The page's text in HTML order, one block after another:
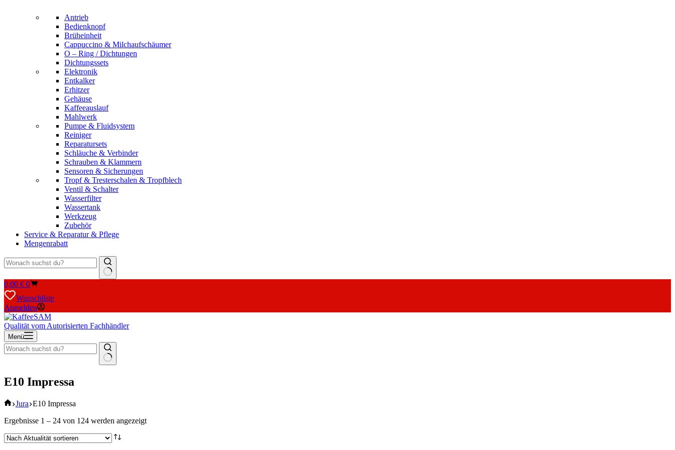
Antrieb
Bedienknopf
Brüheinheit
Cappuccino & Milchaufschäumer
O – Ring / Dichtungen
Dichtungssets
Elektronik
Entkalker
Erhitzer
Gehäuse
Kaffeeauslauf
Mahlwerk
Pumpe & Fluidsystem
Reiniger
Reparatursets
Schläuche & Verbinder
Schrauben & Klammern
Sensoren & Sicherungen
Tropf & Tresterschalen & Tropfblech
Ventil & Schalter
Wasserfilter
Wassertank
Werkzeug
Zubehör
Service & Reparatur & Pflege
Mengenrabatt
Keine
Ergebnisse
Warenkorb
0,00 € 0
Wunschliste
Anmelden
Qualität vom Autorisierten Fachhändler
Menü
Ergebnisse
E10 Impressa
Start
Jura E10 Impressa
Ergebnisse 1 – 24 von 124 werden angezeigtNach